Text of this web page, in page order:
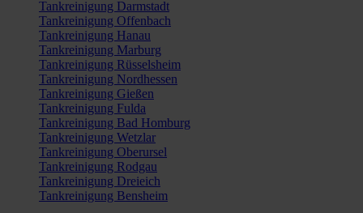
Tankreinigung Darmstadt
Tankreinigung Offenbach
Tankreinigung Hanau
Tankreinigung Marburg
Tankreinigung Rüsselsheim
Tankreinigung Nordhessen
Tankreinigung Gießen
Tankreinigung Fulda
Tankreinigung Bad Homburg
Tankreinigung Wetzlar
Tankreinigung Oberursel
Tankreinigung Rodgau
Tankreinigung Dreieich
Tankreinigung Bensheim